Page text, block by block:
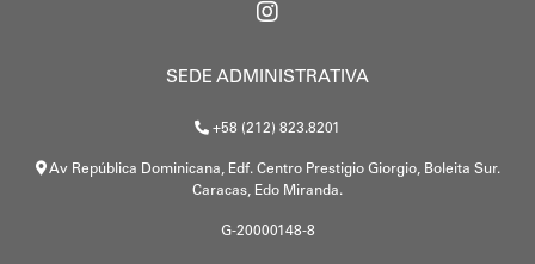
SEDE ADMINISTRATIVA
+58 (212) 823.8201
Av República Dominicana, Edf. Centro Prestigio Giorgio, Boleita Sur.
Caracas, Edo Miranda.
G-20000148-8